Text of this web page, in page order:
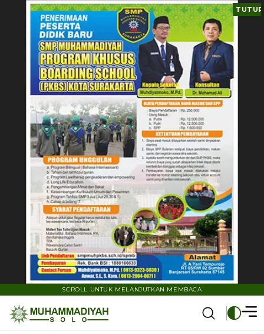
TUTUP
SCROLL UNTUK MELANJUTKAN MEMBACA